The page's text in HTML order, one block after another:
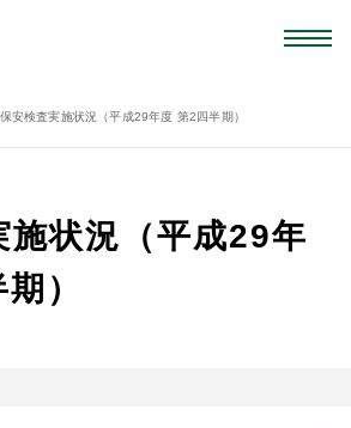
保安検査実施状況（平成29年度 第2四半期）
施状況（平成29年
）